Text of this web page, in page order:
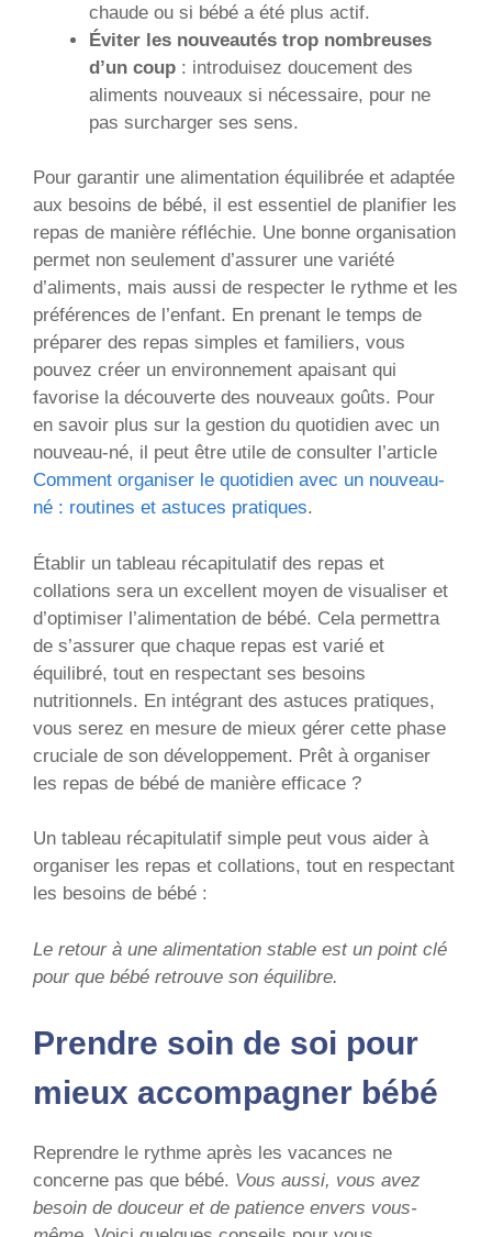
chaude ou si bébé a été plus actif.
Éviter les nouveautés trop nombreuses
d’un coup : introduisez doucement des
aliments nouveaux si nécessaire, pour ne
pas surcharger ses sens.
Pour garantir une alimentation équilibrée et adaptée
aux besoins de bébé, il est essentiel de planifier les
repas de manière réfléchie. Une bonne organisation
permet non seulement d’assurer une variété
d’aliments, mais aussi de respecter le rythme et les
préférences de l’enfant. En prenant le temps de
préparer des repas simples et familiers, vous
pouvez créer un environnement apaisant qui
favorise la découverte des nouveaux goûts. Pour
en savoir plus sur la gestion du quotidien avec un
nouveau-né, il peut être utile de consulter l’article
Comment organiser le quotidien avec un nouveau-
né : routines et astuces pratiques.
Établir un tableau récapitulatif des repas et
collations sera un excellent moyen de visualiser et
d’optimiser l’alimentation de bébé. Cela permettra
de s’assurer que chaque repas est varié et
équilibré, tout en respectant ses besoins
nutritionnels. En intégrant des astuces pratiques,
vous serez en mesure de mieux gérer cette phase
cruciale de son développement. Prêt à organiser
les repas de bébé de manière efficace ?
Un tableau récapitulatif simple peut vous aider à
organiser les repas et collations, tout en respectant
les besoins de bébé :
Le retour à une alimentation stable est un point clé
pour que bébé retrouve son équilibre.
Prendre soin de soi pour
mieux accompagner bébé
Reprendre le rythme après les vacances ne
concerne pas que bébé. Vous aussi, vous avez
besoin de douceur et de patience envers vous-